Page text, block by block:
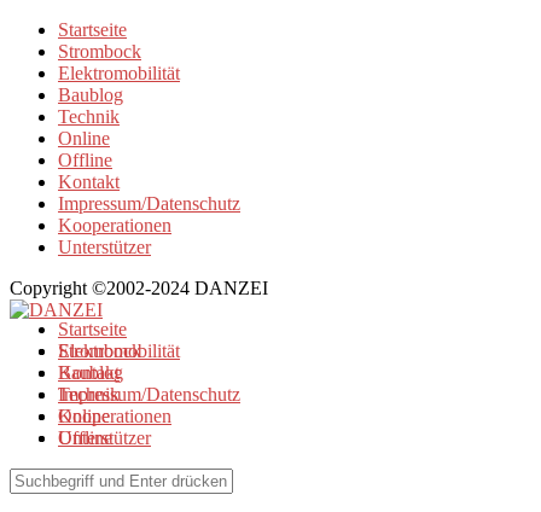
Startseite
Strombock
Elektromobilität
Baublog
Technik
Online
Offline
Kontakt
Impressum/Datenschutz
Kooperationen
Unterstützer
Copyright ©2002-2024 DANZEI
Startseite
Strombock
Kontakt
Impressum/Datenschutz
Kooperationen
Unterstützer
Elektromobilität
Baublog
Technik
Online
Offline
Technik